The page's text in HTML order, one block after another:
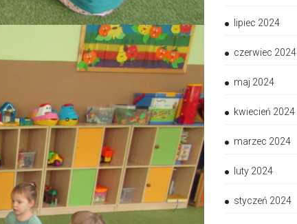
lipiec 2024
czerwiec 2024
maj 2024
kwiecień 2024
marzec 2024
luty 2024
styczeń 2024